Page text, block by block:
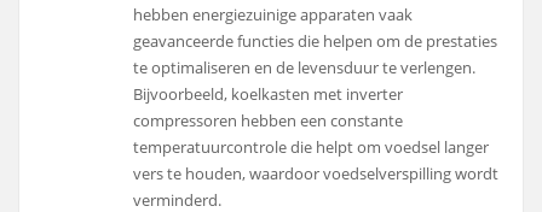
hebben energiezuinige apparaten vaak
geavanceerde functies die helpen om de prestaties
te optimaliseren en de levensduur te verlengen.
Bijvoorbeeld, koelkasten met inverter
compressoren hebben een constante
temperatuurcontrole die helpt om voedsel langer
vers te houden, waardoor voedselverspilling wordt
verminderd.